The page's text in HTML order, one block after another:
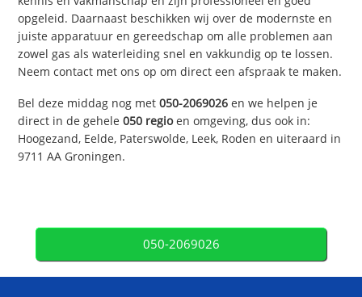
opgeleid. Daarnaast beschikken wij over de modernste en
juiste apparatuur en gereedschap om alle problemen aan
zowel gas als waterleiding snel en vakkundig op te lossen.
Neem contact met ons op om direct een afspraak te maken.
Bel deze middag nog met050-2069026 en we helpen je
direct in de gehele050 regioen omgeving, dus ook in:
Hoogezand, Eelde, Paterswolde, Leek, Roden en uiteraard in
9711 AA Groningen.
050-2069026